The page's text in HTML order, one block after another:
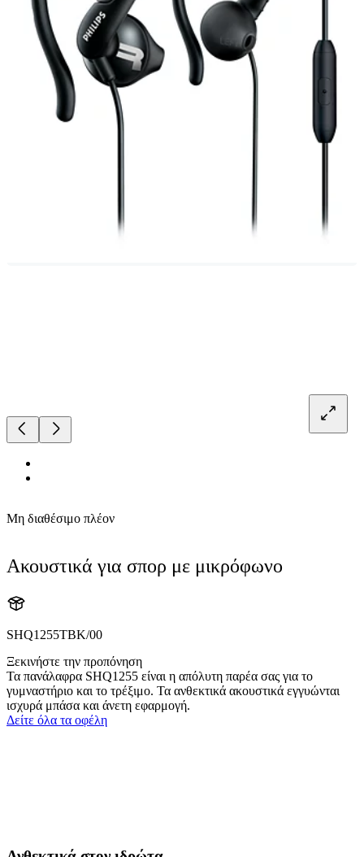
Μη διαθέσιμο πλέον
Ακουστικά για σπορ με μικρόφωνο
SHQ1255TBK/00
Ξεκινήστε την προπόνηση
Τα πανάλαφρα SHQ1255 είναι η απόλυτη παρέα σας για το
γυμναστήριο και το τρέξιμο. Τα ανθεκτικά ακουστικά εγγυώνται
ισχυρά μπάσα και άνετη εφαρμογή.
Δείτε όλα τα οφέλη